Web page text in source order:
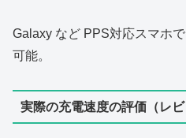
Galaxy など PPS対応スマホ
可能。
実際の充電速度の評価（レビ